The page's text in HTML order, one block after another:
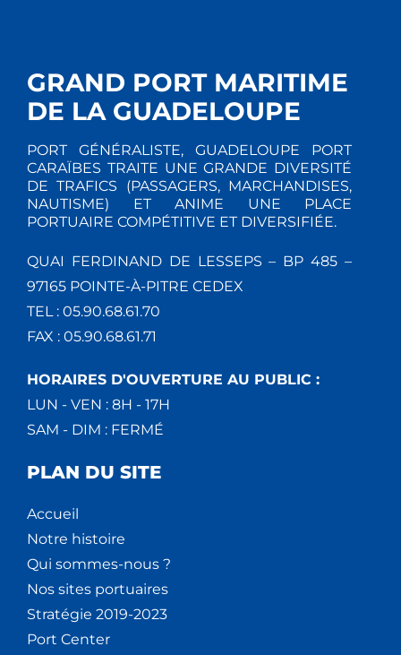
GRAND PORT MARITIME
DE LA GUADELOUPE
PORT GÉNÉRALISTE, GUADELOUPE PORT
CARAÏBES TRAITE UNE GRANDE DIVERSITÉ
DE TRAFICS (PASSAGERS, MARCHANDISES,
NAUTISME) ET ANIME UNE PLACE
PORTUAIRE COMPÉTITIVE ET DIVERSIFIÉE.
QUAI FERDINAND DE LESSEPS – BP 485 –
97165 POINTE-À-PITRE CEDEX
TEL : 05.90.68.61.70
FAX : 05.90.68.61.71
HORAIRES D'OUVERTURE AU PUBLIC :
LUN - VEN : 8H - 17H
SAM - DIM : FERMÉ
PLAN DU SITE
Accueil
Notre histoire
Qui sommes-nous ?
Nos sites portuaires
Stratégie 2019-2023
Port Center